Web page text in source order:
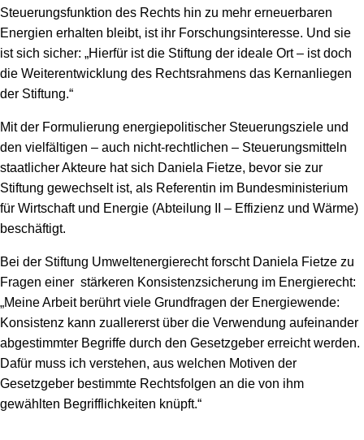
Steuerungsfunktion des Rechts hin zu mehr erneuerbaren
Energien erhalten bleibt, ist ihr Forschungsinteresse. Und sie
ist sich sicher: „Hierfür ist die Stiftung der ideale Ort – ist doch
die Weiterentwicklung des Rechtsrahmens das Kernanliegen
der Stiftung.“
Mit der Formulierung energiepolitischer Steuerungsziele und
den vielfältigen – auch nicht-rechtlichen – Steuerungsmitteln
staatlicher Akteure hat sich Daniela Fietze, bevor sie zur
Stiftung gewechselt ist, als Referentin im Bundesministerium
für Wirtschaft und Energie (Abteilung II – Effizienz und Wärme)
beschäftigt.
Bei der Stiftung Umweltenergierecht forscht Daniela Fietze zu
Fragen einer stärkeren Konsistenzsicherung im Energierecht:
„Meine Arbeit berührt viele Grundfragen der Energiewende:
Konsistenz kann zuallererst über die Verwendung aufeinander
abgestimmter Begriffe durch den Gesetzgeber erreicht werden.
Dafür muss ich verstehen, aus welchen Motiven der
Gesetzgeber bestimmte Rechtsfolgen an die von ihm
gewählten Begrifflichkeiten knüpft.“